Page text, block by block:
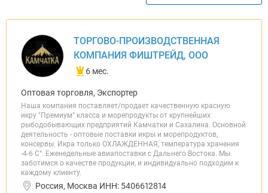
ТОРГОВО-ПРОИЗВОДСТВЕННАЯ
КОМПАНИЯ ФИШТРЕЙД, ООО
6 мес.
Оптовая торговля, Экспортер
Наша компания поставляет/продает качественную красную
икру "Премиум" класса и морепродукты от крупнейших
рыбодобывающих предприятий Камчатки и Сахалина. Основной
деятельность - оптовые поставки икры и морепродуктов,
консервы. Икра только ОХЛАЖДЕННАЯ, температура хранения
-4-6 С°. Еженедельные авиапоставки с Дальнего Востока. Мы
заботимся о качестве продукции, и индивидуально подходим к
каждому клиенту.
Россия, Москва ИНН: 5406612814